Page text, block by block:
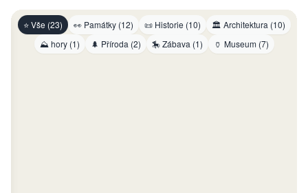
⭐ Vše (23) 👀 Památky (12) 📜 Historie (10)
🏛️ Architektura (10)
⛰ hory (1)
🌲 Příroda (2) 🎠 Zábava (1) 🏺 Museum (7)